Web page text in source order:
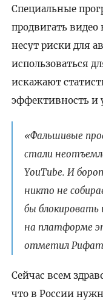
Специальные
продвигать
несут риски для
использоваться
искажают
эффективность и
«Фальшивые
стали
YouTube. И
никто не
бы блокировать
на платформе
отметил Рифат
Сейчас всем
что в России